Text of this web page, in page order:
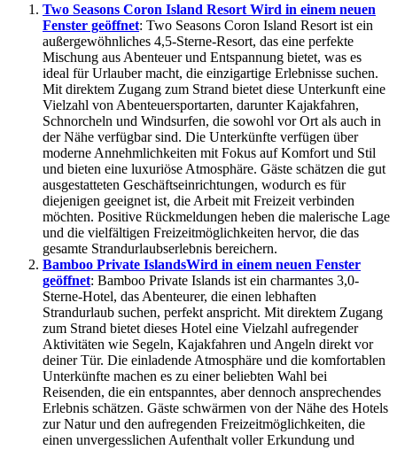
Two Seasons Coron Island Resort Wird in einem neuen
Fenster geöffnet: Two Seasons Coron Island Resort ist ein
außergewöhnliches 4,5-Sterne-Resort, das eine perfekte
Mischung aus Abenteuer und Entspannung bietet, was es
ideal für Urlauber macht, die einzigartige Erlebnisse suchen.
Mit direktem Zugang zum Strand bietet diese Unterkunft eine
Vielzahl von Abenteuersportarten, darunter Kajakfahren,
Schnorcheln und Windsurfen, die sowohl vor Ort als auch in
der Nähe verfügbar sind. Die Unterkünfte verfügen über
moderne Annehmlichkeiten mit Fokus auf Komfort und Stil
und bieten eine luxuriöse Atmosphäre. Gäste schätzen die gut
ausgestatteten Geschäftseinrichtungen, wodurch es für
diejenigen geeignet ist, die Arbeit mit Freizeit verbinden
möchten. Positive Rückmeldungen heben die malerische Lage
und die vielfältigen Freizeitmöglichkeiten hervor, die das
gesamte Strandurlaubserlebnis bereichern.
Bamboo Private IslandsWird in einem neuen Fenster
geöffnet: Bamboo Private Islands ist ein charmantes 3,0-
Sterne-Hotel, das Abenteurer, die einen lebhaften
Strandurlaub suchen, perfekt anspricht. Mit direktem Zugang
zum Strand bietet dieses Hotel eine Vielzahl aufregender
Aktivitäten wie Segeln, Kajakfahren und Angeln direkt vor
deiner Tür. Die einladende Atmosphäre und die komfortablen
Unterkünfte machen es zu einer beliebten Wahl bei
Reisenden, die ein entspanntes, aber dennoch ansprechendes
Erlebnis schätzen. Gäste schwärmen von der Nähe des Hotels
zur Natur und den aufregenden Freizeitmöglichkeiten, die
einen unvergesslichen Aufenthalt voller Erkundung und